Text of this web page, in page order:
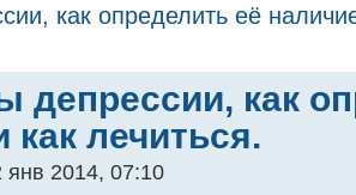
как определить её
депрессии, как
как лечиться.
янв 2014, 07:10